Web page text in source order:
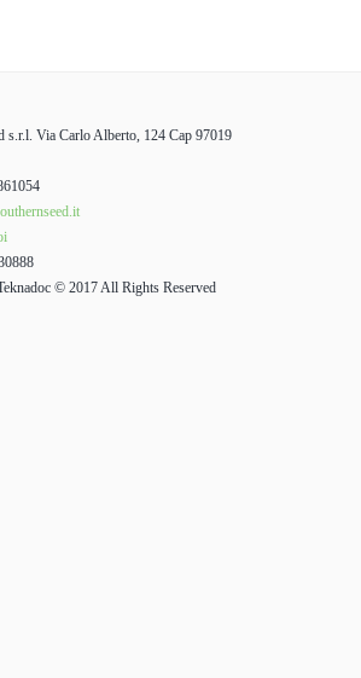
s.r.l. Via Carlo Alberto, 124 Cap 97019
© 2017 All Rights Reserved